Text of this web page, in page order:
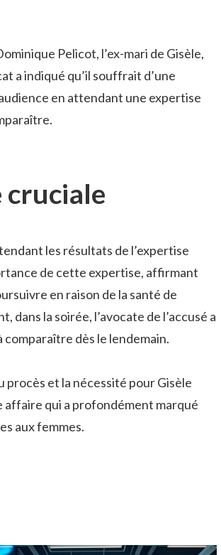
Pelicot, l’ex-mari de Gisèle,
a indiqué qu’il souffrait d’une
en attendant une expertise
cruciale
les résultats de l’expertise
de cette expertise, affirmant
en raison de la santé de
la soirée, l’avocate de l’accusé a
comparaître dès le lendemain.
procès et la nécessité pour Gisèle
qui a profondément marqué
aux femmes.